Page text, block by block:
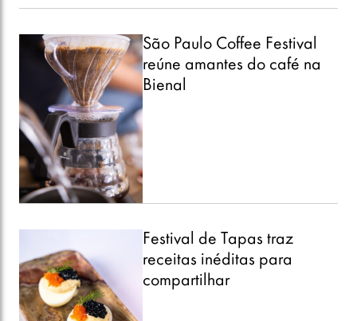
São Paulo Coffee Festival
reúne amantes do café na
Bienal
Festival de Tapas traz
receitas inéditas para
compartilhar